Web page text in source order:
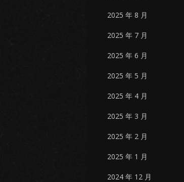
2025 年 8 月
2025 年 7 月
2025 年 6 月
2025 年 5 月
2025 年 4 月
2025 年 3 月
2025 年 2 月
2025 年 1 月
2024 年 12 月